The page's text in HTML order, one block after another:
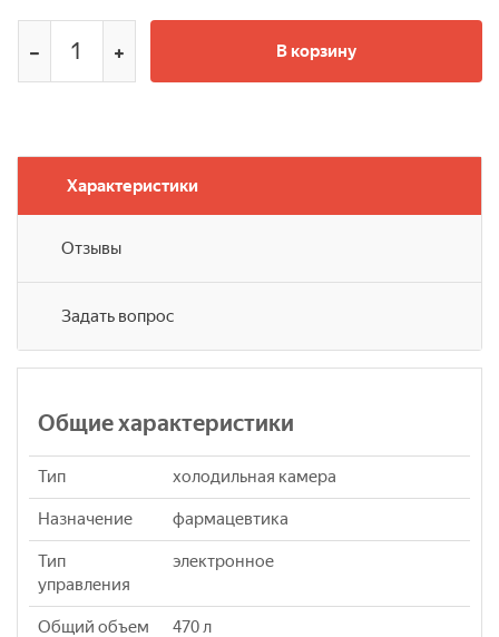
В корзину
Характеристики
Отзывы
Задать вопрос
Общие характеристики
Тип холодильная камера
Назначение фармацевтика
Тип
управления
электронное
Общий объем 470 л